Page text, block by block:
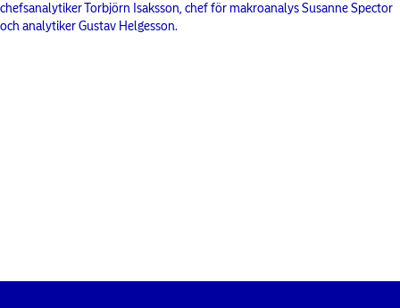
chefsanalytiker Torbjörn Isaksson, chef för makroanalys Susanne Spector
och analytiker Gustav Helgesson.